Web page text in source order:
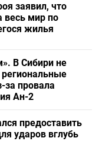
заявил, что
весь мир по
жилья
В Сибири не
региональные
провала
Ан-2
предоставить
ударов вглубь